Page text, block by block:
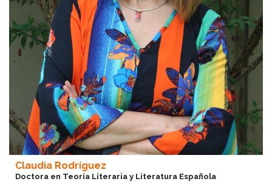
Claudia Rodríguez
Doctora en Teoría Literaria y Literatura Española